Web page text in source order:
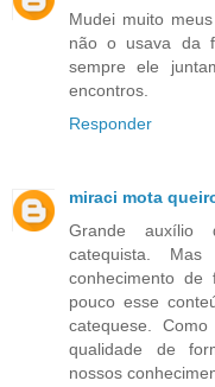
Mudei muito
não o usava da
sempre ele
encontros.
Responder
miraci mota
Grande auxílio
catequista.
conhecimento
pouco esse
catequese.
qualidade de
nossos